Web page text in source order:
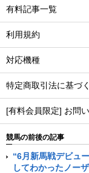
有料記事一覧
利用規約
対応機種
特定商取引法に基づ
[有料会員限定] お問
競馬の前後の記事
“6月新馬戦デビュ
してわかったノー